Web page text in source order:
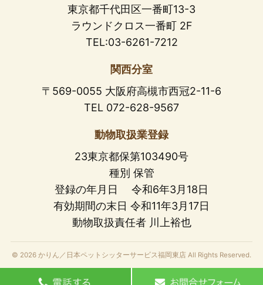
東京都千代田区一番町13-3
ラウンドクロス一番町 2F
TEL:03-6261-7212
関西分室
〒569-0055 大阪府高槻市西冠2-11-6
TEL 072-628-9567
動物取扱業登録
23東京都保第103490号
種別 保管
登録の年月日 令和6年3月18日
有効期間の末日 令和11年3月17日
動物取扱責任者 川上裕也
© 2026 かりん／日本ペットシッターサービス福岡東店 All Rights Reserved.